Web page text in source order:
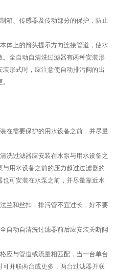
箱、传感器及传动部分的保护，防止
体上的箭头提示方向连接管道，使水
全自动自清洗过滤器有两种安装形
形式时，应注意使自动排污阀的出
在需要保护的用水设备之前，并尽量
洗过滤器应安装在水泵与用水设备之
用水设备之前的压力超过过滤器的
可安装在水泵之前，并尽量靠近水
兰和丝扣，排污管不宜过长，好不要
自动自清洗过滤器前后应安装关断阀
应与管道或流量相匹配，当一台单台
并联两台或更多，两台过滤器并联